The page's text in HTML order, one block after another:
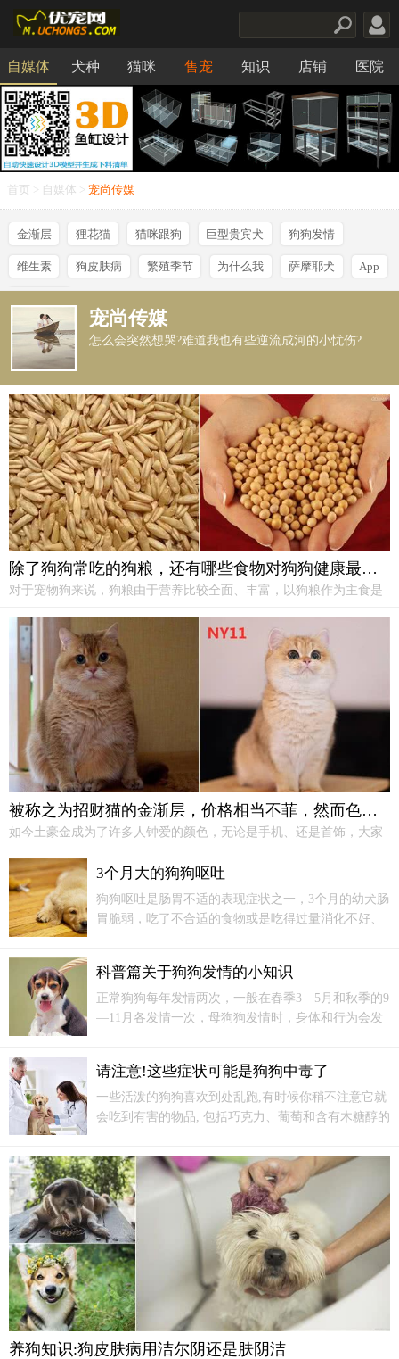
自媒体 犬种 猫咪 售宠 知识 店铺 医院
食品
首页 自媒体 宠尚传媒
金渐层 狸花猫 猫咪跟狗 巨型贵宾犬 狗狗发情
维生素 狗皮肤病 繁殖季节 为什么我 萨摩耶犬 App
宠尚传媒
怎么会突然想哭?难道我也有些逆流成河的小忧伤?
除了狗狗常吃的狗粮，还有哪些食物对狗狗健康最有帮助?
对于宠物狗来说，狗粮由于营养比较全面、丰富，以狗粮作为主食是
分，也非常适合在狗狗的主食中添加，非常有利于狗狗的身体健康。
一、胡萝卜胡萝卜含有大量胡萝卜素...
被称之为招财猫的金渐层，价格相当不菲，然而色号学问也不少
如今土豪金成为了许多人钟爱的颜色，无论是手机、还是首饰，大家
的。现在连猫咪圈都开始流行“土豪金”了，而首当其冲的自然就是被
称之为“招财猫”的金渐层了。
3个月大的狗狗呕吐
狗狗呕吐是肠胃不适的表现症状之一，3个月的幼犬肠
胃脆弱，吃了不合适的食物或是吃得过量消化不好、
合适的措施帮助幼犬解决这一情况。
科普篇关于狗狗发情的小知识
正常狗狗每年发情两次，一般在春季3—5月和秋季的9
—11月各发情一次，母狗狗发情时，身体和行为会发
始为排卵作准备。
请注意!这些症状可能是狗狗中毒了
一些活泼的狗狗喜欢到处乱跑,有时候你稍不注意它就
会吃到有害的物品, 包括巧克力、葡萄和含有木糖醇的
的问题，但如果你知道这些迹象，就可以及时地带狗
狗去就医.观察你的狗的平衡性。
养狗知识:狗皮肤病用洁尔阴还是肤阴洁